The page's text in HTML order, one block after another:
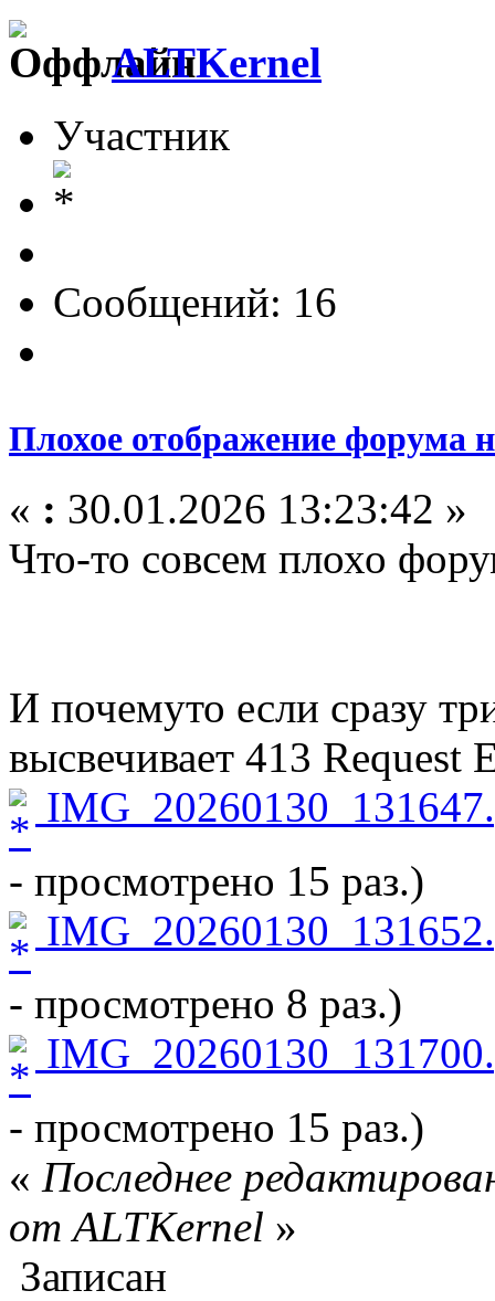
ALTKernel
Участник
Сообщений: 16
Плохое отображение форума
« : 30.01.2026 13:23:42 »
Что-то совсем плохо
И почемуто если сразу
высвечивает 413 Request
- просмотрено 15 раз.)
- просмотрено 8 раз.)
- просмотрено 15 раз.)
« Последнее
от ALTKernel »
Записан